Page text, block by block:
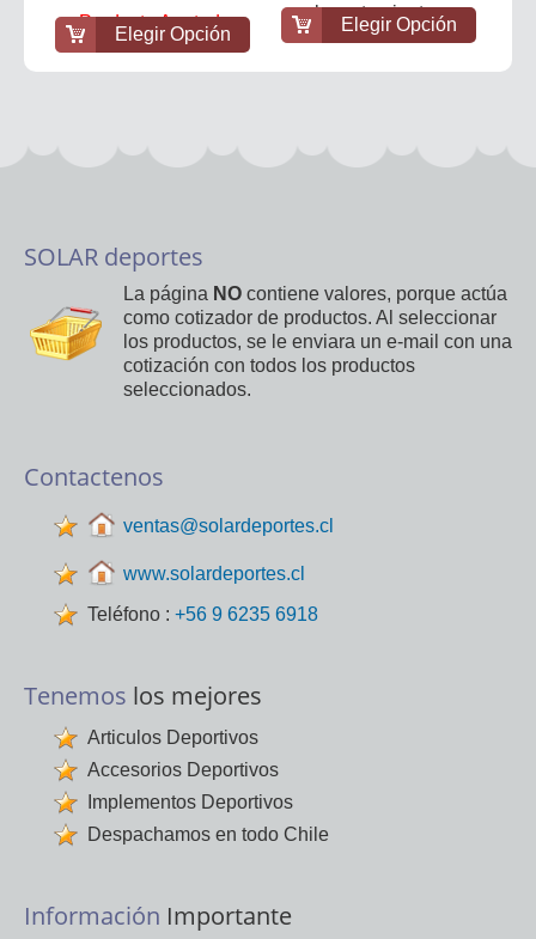
Producto Agotado
Elegir Opción
levantamiento...
Elegir Opción
SOLAR deportes
La página NO contiene valores, porque actúa
como cotizador de productos. Al seleccionar
los productos, se le enviara un e-mail con una
cotización con todos los productos
seleccionados.
Contactenos
ventas@solardeportes.cl
www.solardeportes.cl
Teléfono : +56 9 6235 6918
Tenemos los mejores
Articulos Deportivos
Accesorios Deportivos
Implementos Deportivos
Despachamos en todo Chile
Información Importante